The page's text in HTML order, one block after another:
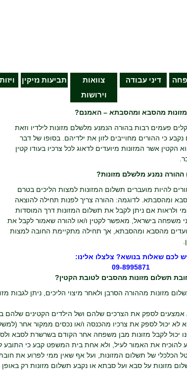
דיני עבודה
צוואות
וירושות
תביעות נזיקין
מזונות מהסבא ומהסבתא – האמנם?
פעמים רבות בהורה הנמנע מלשלם מזונות לילדיו וזאת
נקבע כי ההורים מחוייבים לזון את ילדיהם. בסופו של דבר
הקטין אשר המזונות מיועדים לדאוג לכל צרכיו בעודו קטין
נמנע מלשלם מזונות?
להיות מועברים תשלום המזונות למצות הליכים בטרם
ומהסבתא. לדוגמה: ההורה צריך לפנות תחילה להוצאה
ולראות אם ניתן לקבל את תשלום המזונות דרך המוסדות
משפחה בישראל, מאפשר לקטין ו/או להורה שאמור לקבל את
מהסבא ומהסבתא, אך תחילה מתקיימת החובה למצות
יש לכם שאלות בנושא? צלצלו אלינו:
09-8995871
תשלום מזונות מהסבים לטובת הקטין?
מזונות מההורה הסרבן ולאחר מיצוי הליכים, ניתן לגבות
להוכיח את האמור לעיל, ולא אחת בית המשפט קבע כי
הכלכלי של תשלום המזונות, ועל אף שאין ממי לפרוע את
מזונות על סבא ועל סבתא או נקבע תשלום מזונות רק באופן